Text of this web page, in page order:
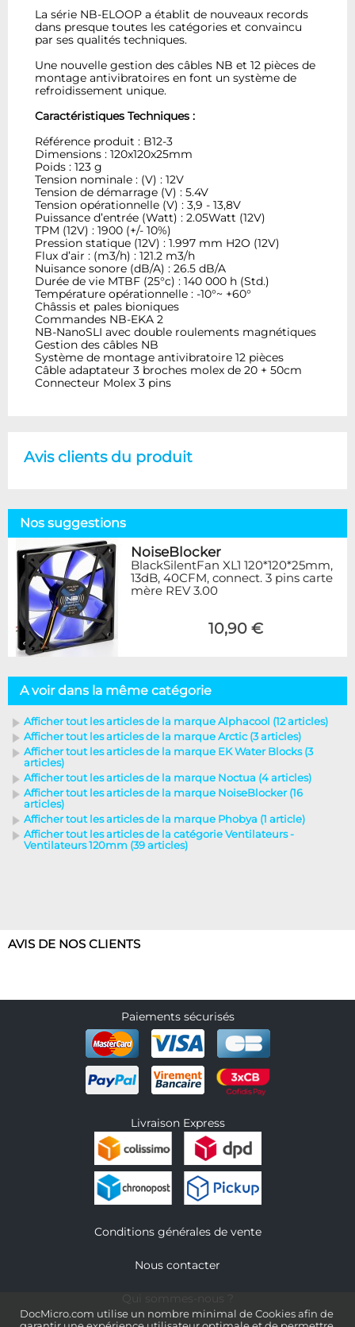
DocMicro.com utilise un nombre minimal de Cookies afin de
La série NB-ELOOP a établit de nouveaux records
dans presque toutes les catégories et convaincu
par ses qualités techniques.
Une nouvelle gestion des câbles NB et 12 pièces de
montage antivibratoires en font un système de
refroidissement unique.
Caractéristiques Techniques :
Référence produit : B12-3
Dimensions : 120x120x25mm
Poids : 123 g
Tension nominale : (V) : 12V
Tension de démarrage (V) : 5.4V
Tension opérationnelle (V) : 3,9 - 13,8V
Puissance d’entrée (Watt) : 2.05Watt (12V)
TPM (12V) : 1900 (+/- 10%)
Pression statique (12V) : 1.997 mm H2O (12V)
Flux d’air : (m3/h) : 121.2 m3/h
Nuisance sonore (dB/A) : 26.5 dB/A
Durée de vie MTBF (25°c) : 140 000 h (Std.)
Température opérationnelle : -10°~ +60°
Châssis et pales bioniques
Commandes NB-EKA 2
NB-NanoSLI avec double roulements magnétiques
Gestion des câbles NB
Système de montage antivibratoire 12 pièces
Câble adaptateur 3 broches molex de 20 + 50cm
Connecteur Molex 3 pins
Avis clients du produit
Nos suggestions
NoiseBlocker
BlackSilentFan XL1 120*120*25mm,
13dB, 40CFM, connect. 3 pins carte
mère REV 3.00
10,90 €
A voir dans la même catégorie
Afficher tout les articles de la marque Alphacool (12 articles)
Afficher tout les articles de la marque Arctic (3 articles)
Afficher tout les articles de la marque EK Water Blocks (3
articles)
Afficher tout les articles de la marque Noctua (4 articles)
Afficher tout les articles de la marque NoiseBlocker (16
articles)
Afficher tout les articles de la marque Phobya (1 article)
Afficher tout les articles de la catégorie Ventilateurs -
Ventilateurs 120mm (39 articles)
AVIS DE NOS CLIENTS
Paiements sécurisés
Livraison Express
Conditions générales de vente
Nous contacter